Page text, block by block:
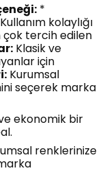
*
Kullanım kolaylığı
çok tercih edilen
Klasik ve
için
Kurumsal
seçerek marka
ekonomik bir
renklerinize